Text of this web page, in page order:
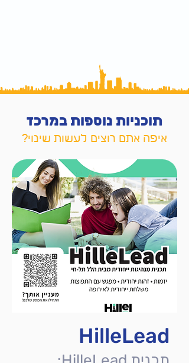
תוכניות נוספות במרכז
איפה אתם רוצים לעשות שינוי?
HilleLead